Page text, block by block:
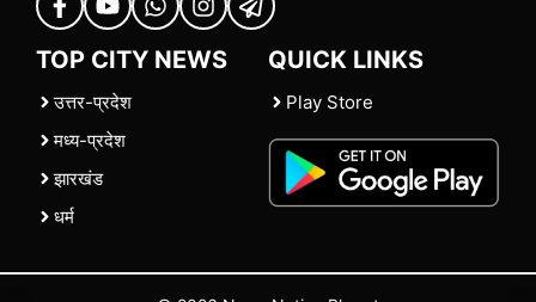
TOP CITY NEWS
उत्तर-प्रदेश
मध्य-प्रदेश
झारखंड
धर्म
QUICK LINKS
Play Store